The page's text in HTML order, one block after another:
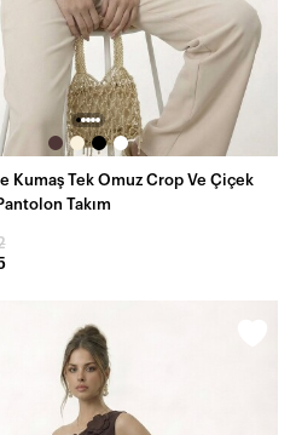
Kumaş Tek Omuz Crop Ve Çiçek
Takım